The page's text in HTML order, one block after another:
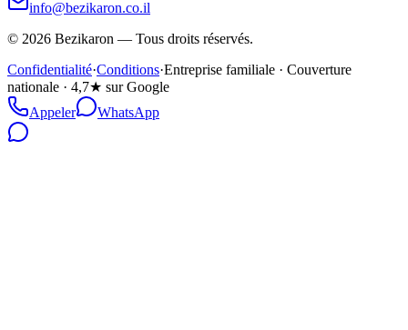
info@bezikaron.co.il
© 2026 Bezikaron — Tous droits réservés.
Confidentialité·Conditions·Entreprise familiale · Couverture
nationale · 4,7★ sur Google
Appeler
WhatsApp